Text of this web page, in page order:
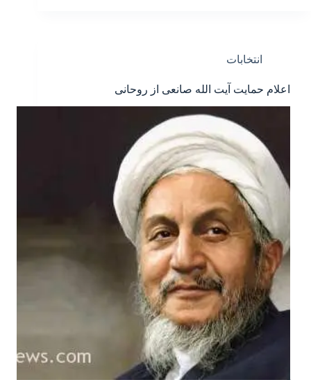
انتخابات
اعلام حمایت آیت الله صانعی از روحانی